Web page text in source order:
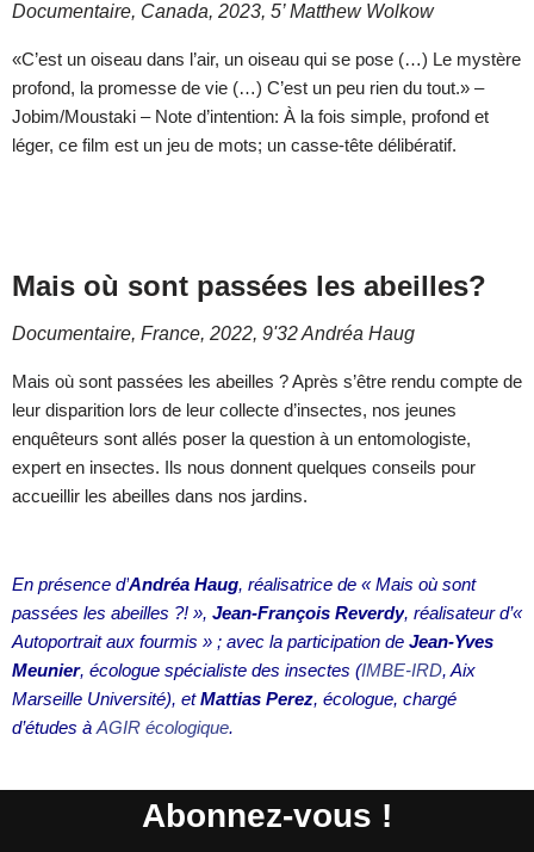
Documentaire, Canada, 2023, 5’ Matthew Wolkow
«C’est un oiseau dans l’air, un oiseau qui se pose (…) Le mystère
profond, la promesse de vie (…) C’est un peu rien du tout.» –
Jobim/Moustaki – Note d’intention: À la fois simple, profond et
léger, ce film est un jeu de mots; un casse-tête délibératif.
Mais où sont passées les abeilles?
Documentaire, France, 2022, 9'32 Andréa Haug
Mais où sont passées les abeilles ? Après s’être rendu compte de
leur disparition lors de leur collecte d’insectes, nos jeunes
enquêteurs sont allés poser la question à un entomologiste,
expert en insectes. Ils nous donnent quelques conseils pour
accueillir les abeilles dans nos jardins.
En présence d’Andréa Haug, réalisatrice de « Mais où sont
passées les abeilles ?! », Jean-François Reverdy, réalisateur d’«
Autoportrait aux fourmis » ; avec la participation de Jean-Yves
Meunier, écologue spécialiste des insectes (IMBE-IRD, Aix
Marseille Université), etMattias Perez, écologue, chargé
d’études à AGIR écologique.
Abonnez-vous !